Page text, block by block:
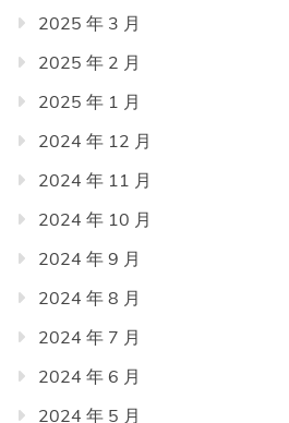
2025 年 3 月
2025 年 2 月
2025 年 1 月
2024 年 12 月
2024 年 11 月
2024 年 10 月
2024 年 9 月
2024 年 8 月
2024 年 7 月
2024 年 6 月
2024 年 5 月